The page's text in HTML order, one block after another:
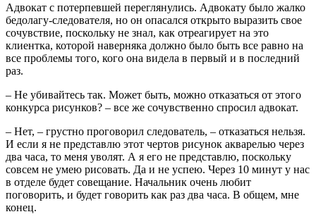
Адвокат с потерпевшей переглянулись. Адвокату было жалко
бедолагу-следователя, но он опасался открыто выразить свое
сочувствие, поскольку не знал, как отреагирует на это
клиентка, которой наверняка должно было быть все равно на
все проблемы того, кого она видела в первый и в последний
раз.
– Не убивайтесь так. Может быть, можно отказаться от этого
конкурса рисунков? – все же сочувственно спросил адвокат.
– Нет, – грустно проговорил следователь, – отказаться нельзя.
И если я не представлю этот чертов рисунок акварелью через
два часа, то меня уволят. А я его не представлю, поскольку
совсем не умею рисовать. Да и не успею. Через 10 минут у нас
в отделе будет совещание. Начальник очень любит
поговорить, и будет говорить как раз два часа. В общем, мне
конец.